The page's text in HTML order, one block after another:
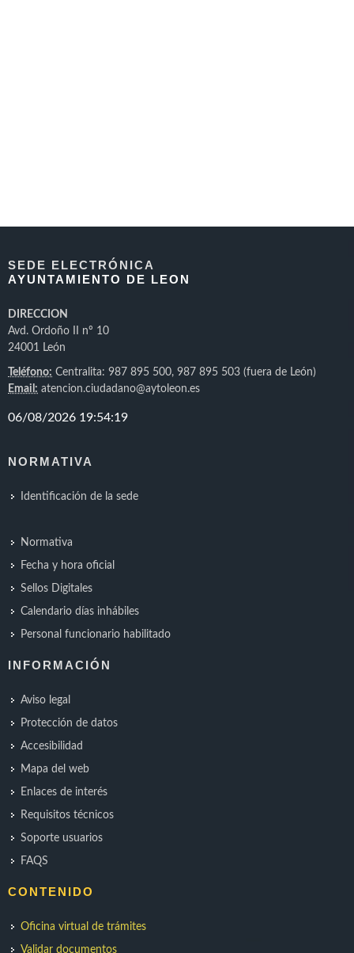
SEDE ELECTRÓNICA
AYUNTAMIENTO DE LEON
DIRECCION
Avd. Ordoño II nº 10
24001 León
Teléfono: Centralita: 987 895 500, 987 895 503 (fuera de León)
Email: atencion.ciudadano@aytoleon.es
NORMATIVA
Identificación de la sede
Normativa
Fecha y hora oficial
Sellos Digitales
Calendario días inhábiles
Personal funcionario habilitado
INFORMACIÓN
Aviso legal
Protección de datos
Accesibilidad
Mapa del web
Enlaces de interés
Requisitos técnicos
Soporte usuarios
FAQS
CONTENIDO
Oficina virtual de trámites
Validar documentos